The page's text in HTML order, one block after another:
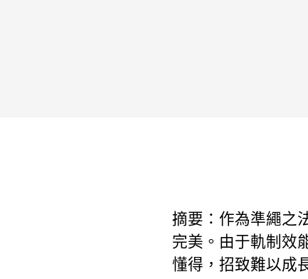
摘要：作為準繩之
完美。由于軌制效
懂得，招致難以成